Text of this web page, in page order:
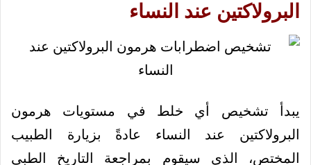
البرولاكتين عند النساء
يبدأ تشخيص أي خلط في مستويات هرمون
البرولاكتين عند النساء عادةً بزيارة الطبيب
المختص، الذي سيقوم بمراجعة التاريخ الطبي